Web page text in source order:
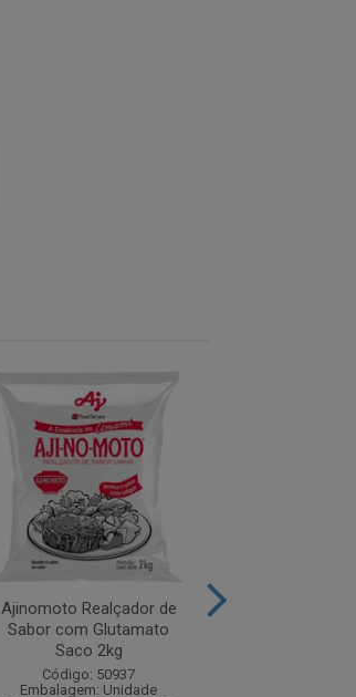
Ajinomoto Realçador de
Sabor com Glutamato
Saco 2kg
Código: 50937
Embalagem: Unidade